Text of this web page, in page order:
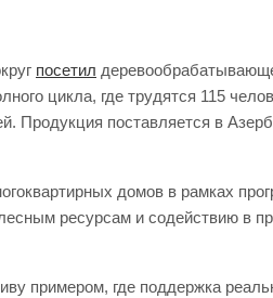
посетил
цикла, где трудятся 115
Продукция поставляется в
домов в рамках
ресурсам и содействию в
примером, где поддержка